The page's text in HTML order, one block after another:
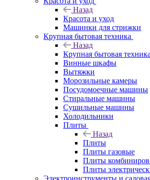
Назад
Красота и уход
Машинки для стрижки
Крупная бытовая техника
Назад
Крупная бытовая техника
Винные шкафы
Вытяжки
Морозильные камеры
Посудомоечные машины
Стиральные машины
Сушильные машины
Холодильники
Плиты
Назад
Плиты
Плиты газовые
Плиты
Плиты
Электроинструменты и